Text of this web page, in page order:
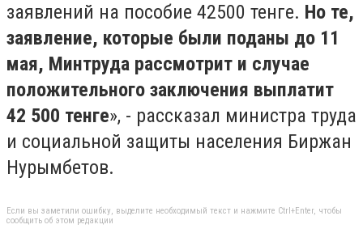
заявлений на пособие 42500 тенге. Но те,
заявление, которые были поданы до 11
мая, Минтруда рассмотрит и случае
положительного заключения выплатит
42 500 тенге», - рассказал министра труда
и социальной защиты населения Биржан
Нурымбетов.
Если вы заметили ошибку, выделите необходимый текст и нажмите Ctrl+Enter, чтобы
сообщить об этом редакции